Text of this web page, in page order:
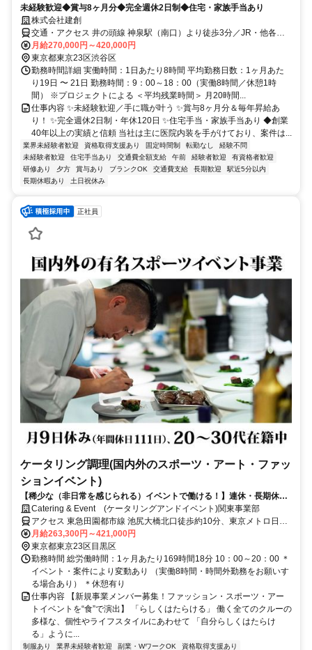
未経験歓迎◆賞与8ヶ月分◆完全週休2日制◆住宅・家族手当あり
株式会社建創
交通・アクセス 井の頭線 神泉駅（南口）より徒歩3分／JR・他各線
渋谷駅（1番出口）より徒歩9分
月給270,000円～420,000円
東京都東京23区渋谷区
勤務時間詳細 実働時間：1日あたり8時間 平均勤務日数：1ヶ月あた
り19日 〜 21日 勤務時間：9：00～18：00（実働8時間／休憩1時
間） ※プロジェクトによる ＜平均残業時間＞ 月20時間...
仕事内容 ✨未経験歓迎／手に職が叶う ✨賞与8ヶ月分＆毎年昇給あ
り！ ✨完全週休2日制・年休120日 ✨住宅手当・家族手当あり ◆創業
40年以上の実績と信頼 当社は主に医院内装を手がけており、案件は...
業界未経験者歓迎 資格取得支援あり 固定時間制 転勤なし
経験不問
未経験者歓迎
住宅手当あり 交通費全額支給 午前 経験者歓迎
有資格者歓迎
研修あり
夕方 賞与あり ブランクOK 交通費支給 長期歓迎
駅近5分以内
長期休暇あり
土日祝休み
正社員
ケータリング調理(国内外のスポーツ・アート・ファッ
ションイベント)
【稀少な（非日常を感じられる）イベントで働ける！】連休・長期休暇
可能・働き方・福利厚生・待遇も充実の環境！ファッション・スポー
ツ・アートイベントを“食”で演出しするケータリングキッチン！
Catering & Event (ケータリングアンドイベント)関東事業部
アクセス 東急田園都市線 池尻大橋北口徒歩約10分、東京メトロ日比
谷線 中目黒西口1徒歩約14分、ＪＲ山手線 渋谷西口徒歩約22分 主な
勤務地:目黒区青葉台/オフィス：目黒区東山
月給263,300円～421,000円
東京都東京23区目黒区
勤務時間 総労働時間：1ヶ月あたり169時間18分 10：00～20：00 ＊
イベント・案件により変動あり （実働8時間・時間外勤務をお願いす
る場合あり） ＊休憩有り
仕事内容 【新規事業メンバー募集！ファッション・スポーツ・アー
トイベントを“食”で演出】 「らしくはたらける」 働く全てのクルーの
多様な、個性やライフスタイルにあわせて 「自分らしくはたらけ
る」ように...
制服あり 業界未経験者歓迎 副業・WワークOK
資格取得支援あり